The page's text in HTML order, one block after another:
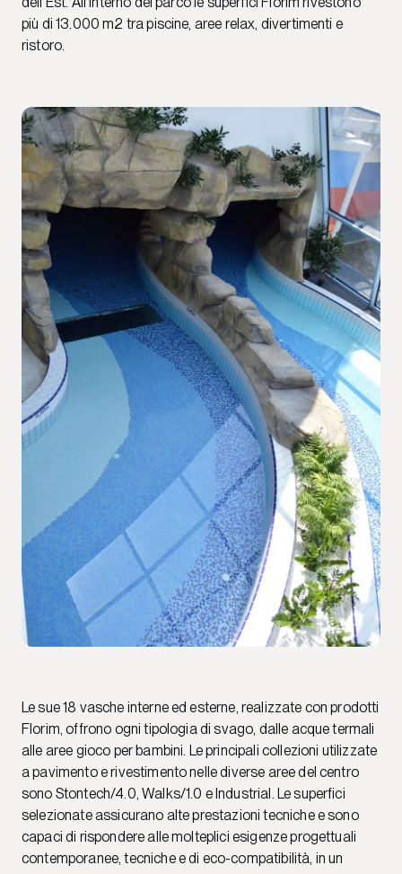
più di 13.000 m2 tra piscine, aree relax, divertimenti e
ristoro.
Le sue 18 vasche interne ed esterne, realizzate con prodotti
Florim, offrono ogni tipologia di svago, dalle acque termali
alle aree gioco per bambini. Le principali collezioni utilizzate
a pavimento e rivestimento nelle diverse aree del centro
sono Stontech/4.0, Walks/1.0 e Industrial. Le superfici
selezionate assicurano alte prestazioni tecniche e sono
capaci di rispondere alle molteplici esigenze progettuali
contemporanee, tecniche e di eco-compatibilità, in un